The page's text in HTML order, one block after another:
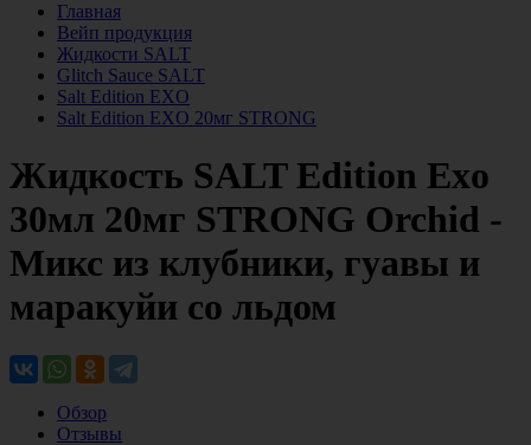
Главная
Вейп продукция
Жидкости SALT
Glitch Sauce SALT
Salt Edition EXO
Salt Edition EXO 20мг STRONG
Жидкость SALT Edition Exo
30мл 20мг STRONG Orchid -
Микс из клубники, гуавы и
маракуйи со льдом
Обзор
Отзывы